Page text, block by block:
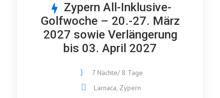
Zypern All-Inklusive-
Golfwoche – 20.-27. März
2027 sowie Verlängerung
bis 03. April 2027
7 Nächte/ 8 Tage
Larnaca, Zypern